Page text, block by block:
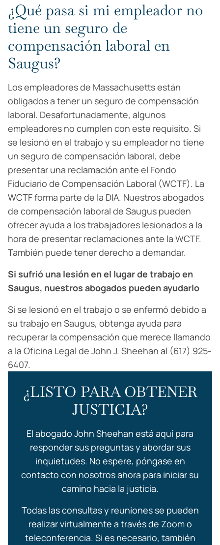
¿Qué pasa si mi empleador no
tiene un seguro de
compensación laboral en
Saugus?
Los empleadores de Massachusetts están
obligados a tener un seguro de compensación
laboral. Desafortunadamente, algunos
empleadores no cumplen con este requisito. Si
se lesionó en el trabajo y su empleador no tiene
un seguro de compensación laboral, debe
presentar una reclamación ante el Fondo
Fiduciario de Compensación Laboral (WCTF). La
WCTF forma parte de la DIA. Nuestros abogados
de compensación laboral de Saugus pueden
ofrecer ayuda a los trabajadores lesionados a la
hora de presentar reclamaciones ante la WCTF.
También puede tener derecho a demandar.
Si sufrió una lesión en el lugar de trabajo en
Saugus, nuestros abogados pueden ayudarlo
Si se lesionó en el trabajo o se enfermó debido a
su trabajo en Saugus, obtenga ayuda para
recuperar la compensación que merece llamando
a la Oficina Legal de John J. Sheehan al (617) 925-
6407.
¿LISTO PARA OBTENER
JUSTICIA?
El abogado John Sheehan está aquí para
responder sus preguntas y abordar sus
inquietudes. No espere, póngase en
contacto con nosotros ahora para iniciar su
camino hacia la justicia.
Todas las consultas y reuniones se pueden
realizar virtualmente a través de Zoom o
teleconferencia. Si es necesario, también